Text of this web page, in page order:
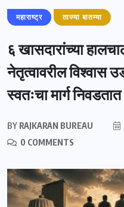
महाराष्ट्र ताज्या बातम्या
६ खासदारांच्या
नेतृत्वावरील विश्वास
स्वतःचा मार्ग
BY RAJKARAN BUREAU
0 COMMENTS